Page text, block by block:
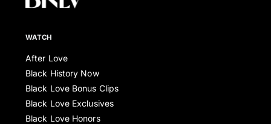
WATCH
After Love
Black History Now
Black Love Bonus Clips
Black Love Exclusives
Black Love Honors